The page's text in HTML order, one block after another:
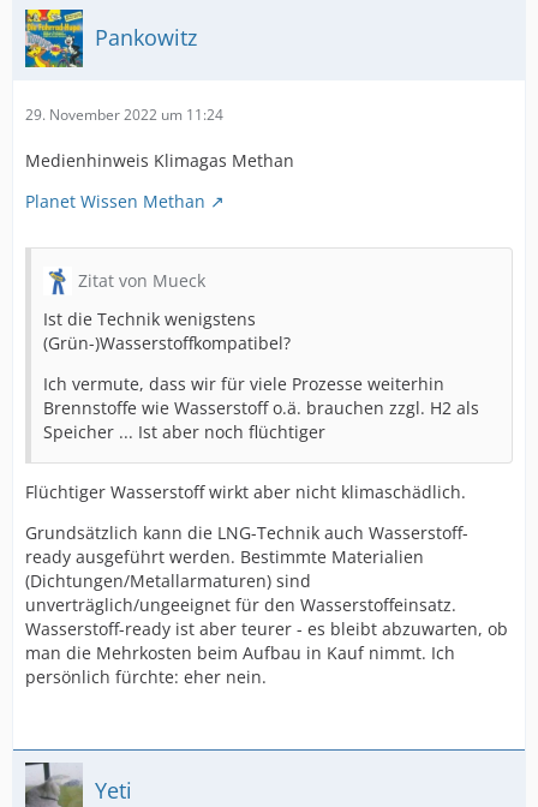
Pankowitz
29. November 2022 um 11:24
Medienhinweis Klimagas Methan
Planet Wissen Methan
Zitat von Mueck
Ist die Technik wenigstens
(Grün-)Wasserstoffkompatibel?
Ich vermute, dass wir für viele Prozesse weiterhin
Brennstoffe wie Wasserstoff o.ä. brauchen zzgl. H2 als
Speicher ... Ist aber noch flüchtiger
Flüchtiger Wasserstoff wirkt aber nicht klimaschädlich.
Grundsätzlich kann die LNG-Technik auch Wasserstoff-
ready ausgeführt werden. Bestimmte Materialien
(Dichtungen/Metallarmaturen) sind
unverträglich/ungeeignet für den Wasserstoffeinsatz.
Wasserstoff-ready ist aber teurer - es bleibt abzuwarten, ob
man die Mehrkosten beim Aufbau in Kauf nimmt. Ich
persönlich fürchte: eher nein.
Yeti